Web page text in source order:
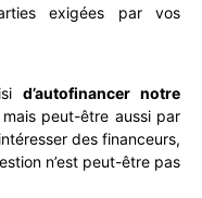
exigées par vos
d’autofinancer notre
peut-être aussi par
des financeurs,
n’est peut-être pas